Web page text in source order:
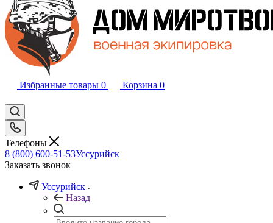
Избранные товары 0 Корзина 0
Телефоны
8 (800) 600-51-53Уссурийск
Заказать звонок
Уссурийск
Назад